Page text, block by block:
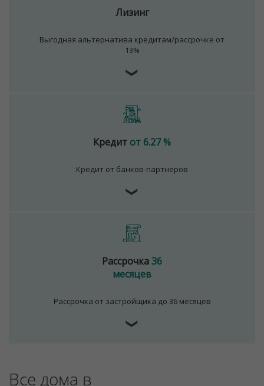
Лизинг
Выгодная альтернатива кредитам/рассрочке от
13%
❯
Кредит от 6.27 %
Кредит от банков-партнеров
❯
Рассрочка36
месяцев
Рассрочка от застройщика до 36 месяцев
❯
Все дома в